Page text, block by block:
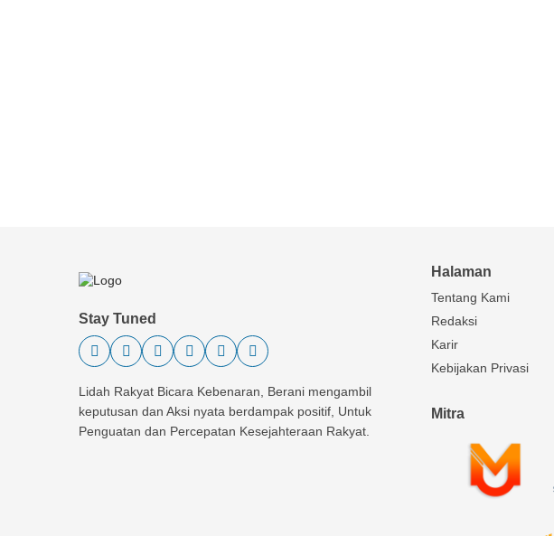
Stay Tuned
Lidah Rakyat Bicara Kebenaran, Berani mengambil
keputusan dan Aksi nyata berdampak positif, Untuk
Penguatan dan Percepatan Kesejahteraan Rakyat.
Halaman
Tentang Kami
Redaksi
Karir
Kebijakan Privasi
Mitra